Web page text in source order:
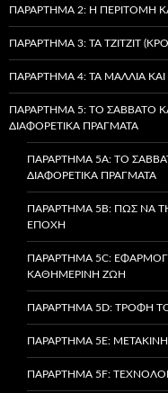
ΠΑΡΆΡΤΗΜΑ 2: Η ΠΕΡΙΤΟΜΉ
ΠΑΡΆΡΤΗΜΑ 3: ΤΑ TZITZIT
ΠΑΡΆΡΤΗΜΑ 4: ΤΑ ΜΑΛΛΙΆ ΚΑΙ
ΠΑΡΆΡΤΗΜΑ 5: ΤΟ ΣΆΒΒΑΤΟ
ΔΙΑΦΟΡΕΤΙΚΆ ΠΡΆΓΜΑΤΑ
ΠΑΡΆΡΤΗΜΑ 5A: ΤΟ
ΔΙΑΦΟΡΕΤΙΚΆ ΠΡΆΓΜΑΤΑ
ΠΑΡΆΡΤΗΜΑ 5B: ΠΏΣ ΝΑ
ΕΠΟΧΉ
ΠΑΡΆΡΤΗΜΑ 5C:
ΚΑΘΗΜΕΡΙΝΉ ΖΩΉ
ΠΑΡΆΡΤΗΜΑ 5D: ΤΡΟΦΉ
ΠΑΡΆΡΤΗΜΑ 5E:
ΠΑΡΆΡΤΗΜΑ 5F: